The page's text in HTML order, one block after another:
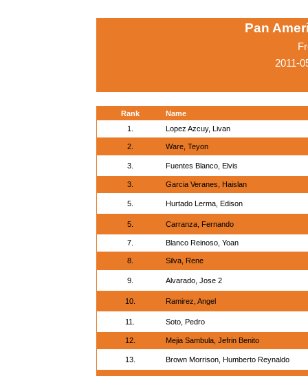
Pan
2011-
Rank
Name
1.
Lopez Azcuy, Livan
2. Ware, Teyon
3. Fuentes Blanco, Elvis
3. Garcia Veranes, Haislan
5. Hurtado Lerma, Edison
5. Carranza, Fernando
7. Blanco Reinoso, Yoan
8. Silva, Rene
9. Alvarado, Jose 2
10. Ramirez, Angel
11. Soto, Pedro
12. Mejia Sambula, Jefrin Benito
13. Brown Morrison, Humberto Reynaldo